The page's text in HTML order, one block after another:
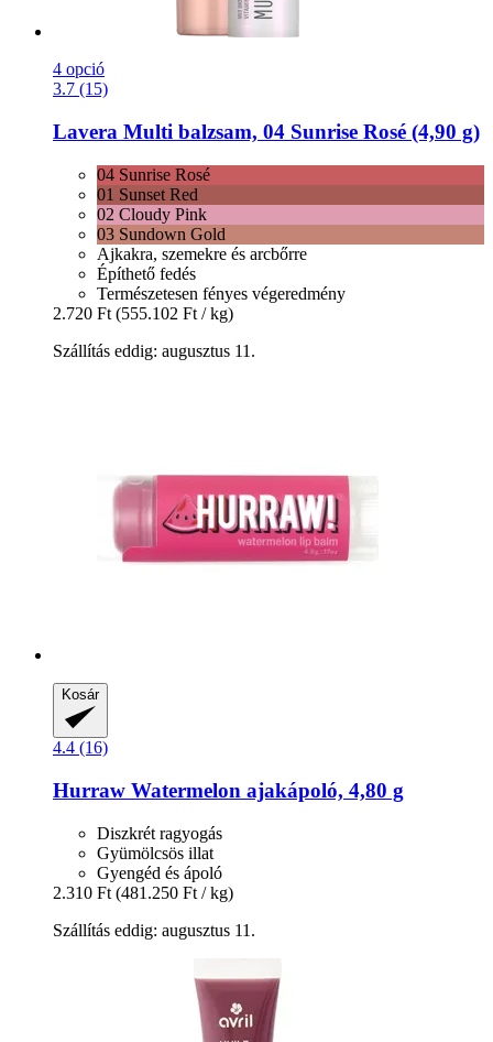
4 opció
3.7 (15)
Lavera Multi balzsam, 04 Sunrise Rosé (4,90 g)
04 Sunrise Rosé
01 Sunset Red
02 Cloudy Pink
03 Sundown Gold
Ajkakra, szemekre és arcbőrre
Építhető fedés
Természetesen fényes végeredmény
2.720 Ft (555.102 Ft / kg)
Szállítás eddig: augusztus 11.
Kosár
4.4 (16)
Hurraw Watermelon ajakápoló, 4,80 g
Diszkrét ragyogás
Gyümölcsös illat
Gyengéd és ápoló
2.310 Ft (481.250 Ft / kg)
Szállítás eddig: augusztus 11.